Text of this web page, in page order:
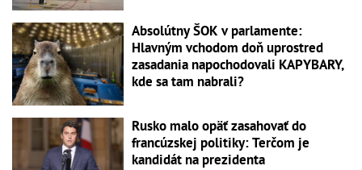
Absolútny ŠOK v parlamente:
Hlavným vchodom doň uprostred
zasadania napochodovali KAPYBARY,
kde sa tam nabrali?
Rusko malo opäť zasahovať do
francúzskej politiky: Terčom je
kandidát na prezidenta